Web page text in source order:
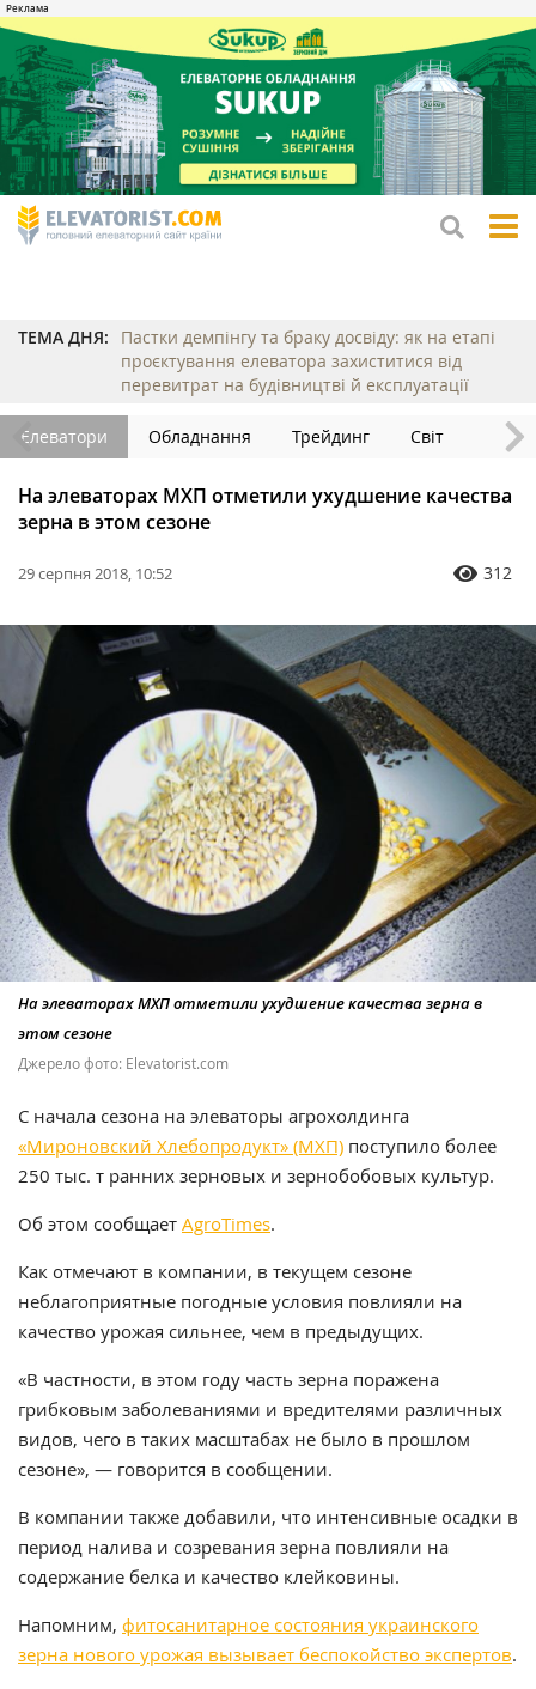
ТЕМА ДНЯ:
Пастки демпінгу та браку досвіду: як на етапі
проєктування елеватора захиститися від
перевитрат на будівництві й експлуатації
Елеватори Обладнання Трейдинг Світ
На элеваторах МХП отметили ухудшение качества
зерна в этом сезоне
29 серпня 2018, 10:52 312
На элеваторах МХП отметили ухудшение качества зерна в
этом сезоне
Джерело фото: Elevatorist.com
С начала сезона на элеваторы агрохолдинга
«Мироновский Хлебопродукт» (МХП) поступило более
250 тыс. т ранних зерновых и зернобобовых культур.
Об этом сообщает AgroTimes.
Как отмечают в компании, в текущем сезоне
неблагоприятные погодные условия повлияли на
качество урожая сильнее, чем в предыдущих.
«В частности, в этом году часть зерна поражена
грибковым заболеваниями и вредителями различных
видов, чего в таких масштабах не было в прошлом
сезоне», — говорится в сообщении.
В компании также добавили, что интенсивные осадки в
период налива и созревания зерна повлияли на
содержание белка и качество клейковины.
Напомним, фитосанитарное состояния украинского
зерна нового урожая вызывает беспокойство экспертов.